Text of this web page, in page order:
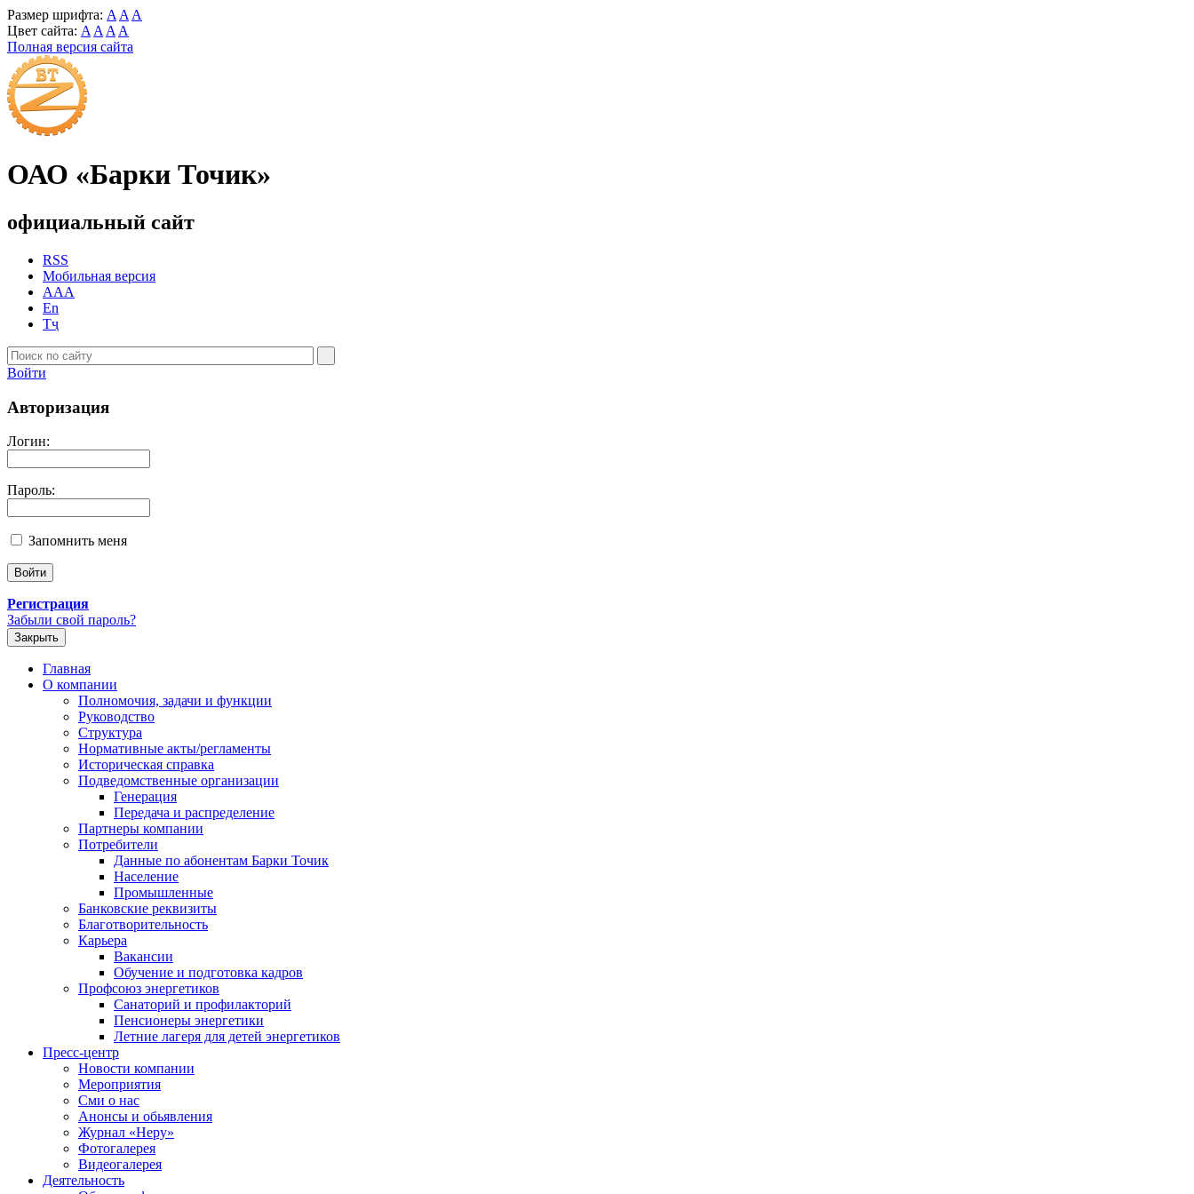
Размер шрифта: A A A
Цвет сайта: A A A A
Полная версия сайта
ОАО «Барки Точик»
официальный сайт
RSS
Мобильная версия
AAA
En
Тҷ
Войти
Авторизация
Логин:
Пароль:
Запомнить меня
Регистрация
Забыли свой пароль?
Закрыть
Главная
О компании
Полномочия, задачи и функции
Руководство
Структура
Нормативные акты/регламенты
Историческая справка
Подведомственные организации
Генерация
Передача и распределение
Партнеры компании
Потребители
Данные по абонентам Барки Точик
Население
Промышленные
Банковские реквизиты
Благотворительность
Карьера
Вакансии
Обучение и подготовка кадров
Профсоюз энергетиков
Санаторий и профилакторий
Пенсионеры энергетики
Летние лагеря для детей энергетиков
Пресс-центр
Новости компании
Мероприятия
Сми о нас
Анонсы и обьявления
Журнал «Неру»
Фотогалерея
Видеогалерея
Деятельность